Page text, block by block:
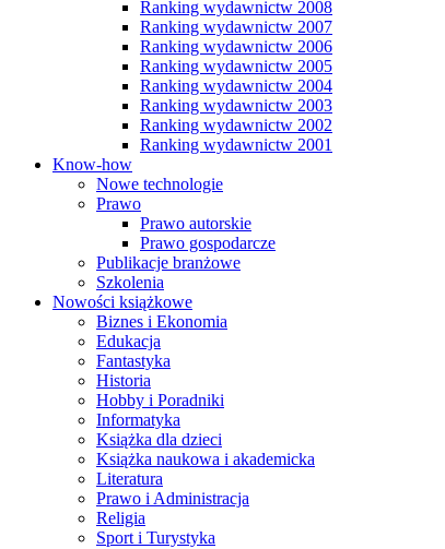
Ranking wydawnictw 2008
Ranking wydawnictw 2007
Ranking wydawnictw 2006
Ranking wydawnictw 2005
Ranking wydawnictw 2004
Ranking wydawnictw 2003
Ranking wydawnictw 2002
Ranking wydawnictw 2001
Know-how
Nowe technologie
Prawo
Prawo autorskie
Prawo gospodarcze
Publikacje branżowe
Szkolenia
Nowości książkowe
Biznes i Ekonomia
Edukacja
Fantastyka
Historia
Hobby i Poradniki
Informatyka
Książka dla dzieci
Książka naukowa i akademicka
Literatura
Prawo i Administracja
Religia
Sport i Turystyka